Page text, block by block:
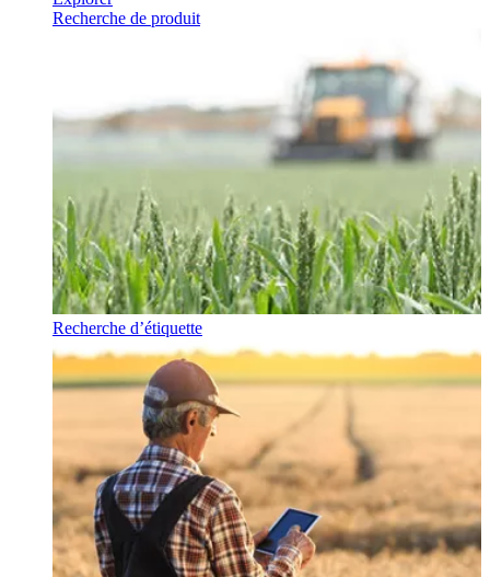
Recherche de produit
Recherche d’étiquette